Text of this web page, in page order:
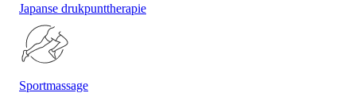
Japanse drukpunttherapie
Sportmassage